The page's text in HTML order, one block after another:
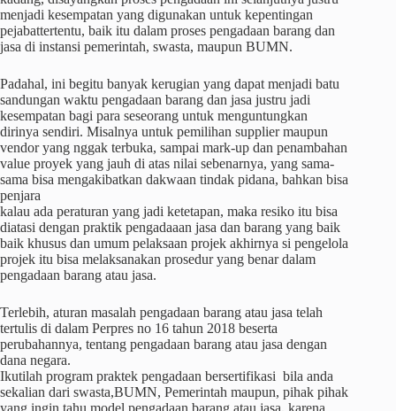
menjadi kesempatan yang digunakan untuk kepentingan
pejabattertentu, baik itu dalam proses pengadaan barang dan
jasa di instansi pemerintah, swasta, maupun BUMN.
Padahal, ini begitu banyak kerugian yang dapat menjadi batu
sandungan waktu pengadaan barang dan jasa justru jadi
kesempatan bagi para seseorang untuk menguntungkan
dirinya sendiri. Misalnya untuk pemilihan supplier maupun
vendor yang nggak terbuka, sampai mark-up dan penambahan
value proyek yang jauh di atas nilai sebenarnya, yang sama-
sama bisa mengakibatkan dakwaan tindak pidana, bahkan bisa
penjara
kalau ada peraturan yang jadi ketetapan, maka resiko itu bisa
diatasi dengan praktik pengadaaan jasa dan barang yang baik
baik khusus dan umum pelaksaan projek akhirnya si pengelola
projek itu bisa melaksanakan prosedur yang benar dalam
pengadaan barang atau jasa.
Terlebih, aturan masalah pengadaan barang atau jasa telah
tertulis di dalam Perpres no 16 tahun 2018 beserta
perubahannya, tentang pengadaan barang atau jasa dengan
dana negara.
Ikutilah program praktek pengadaan bersertifikasi bila anda
sekalian dari swasta,BUMN, Pemerintah maupun, pihak pihak
yang ingin tahu model pengadaan barang atau jasa, karena